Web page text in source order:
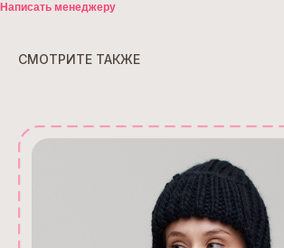
Написать менеджеру
СМОТРИТЕ ТАКЖЕ